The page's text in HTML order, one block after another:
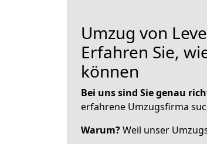
Umzug von
Erfahren Sie,
können
Bei uns sind Sie genau
erfahrene Umzugsfirma
Warum?Weil unser